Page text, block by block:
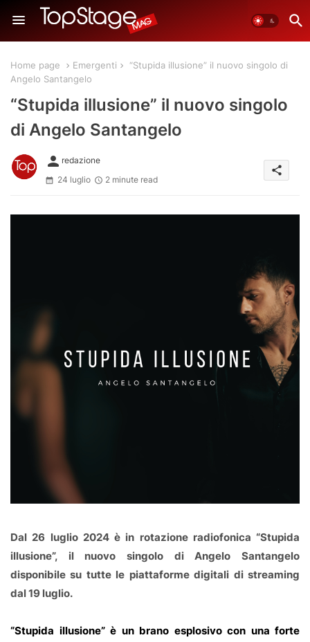
Home page Emergenti
“Stupida illusione” il nuovo singolo di
Angelo Santangelo
“Stupida illusione” il nuovo singolo
di Angelo Santangelo
person redazione
24 luglio
2 minute read
share
Dal 26 luglio 2024 è in rotazione radiofonica “Stupida
illusione”, il nuovo singolo di Angelo Santangelo
disponibile su tutte le piattaforme digitali di streaming
dal 19 luglio.
“Stupida illusione” è un brano esplosivo con una forte